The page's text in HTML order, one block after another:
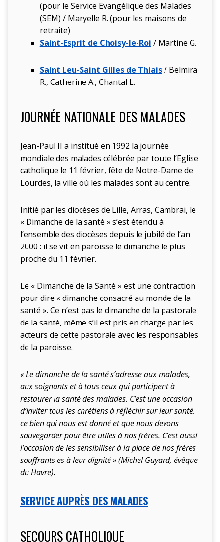
(pour le Service Evangélique des Malades
(SEM) / Maryelle R. (pour les maisons de
retraite)
Saint-Esprit de Choisy-le-Roi / Martine G.
Saint Leu-Saint Gilles de Thiais/ Belmira
R., Catherine A., Chantal L.
JOURNÉE NATIONALE DES MALADES
Jean-Paul II a institué en 1992 la journée
mondiale des malades célébrée par toute l’Eglise
catholique le 11 février, fête de Notre-Dame de
Lourdes, la ville où les malades sont au centre.
Initié par les diocèses de Lille, Arras, Cambrai, le
« Dimanche de la santé » s’est étendu à
l’ensemble des diocèses depuis le jubilé de l’an
2000 : il se vit en paroisse le dimanche le plus
proche du 11 février.
Le « Dimanche de la Santé » est une contraction
pour dire « dimanche consacré au monde de la
santé ». Ce n’est pas le dimanche de la pastorale
de la santé, même s’il est pris en charge par les
acteurs de cette pastorale avec les responsables
de la paroisse.
« Le dimanche de la santé s’adresse aux malades,
aux soignants et à tous ceux qui participent à
restaurer la santé des malades. C’est une occasion
d’inviter tous les chrétiens à réfléchir sur leur santé,
ce bien qui nous est donné et que nous devons
sauvegarder pour être utiles à nos frères. C’est aussi
l’occasion de les sensibiliser à la place de nos frères
souffrants es à leur dignité » (Michel Guyard, évêque
du Havre).
SERVICE AUPRÈS DES MALADES
SECOURS CATHOLIQUE